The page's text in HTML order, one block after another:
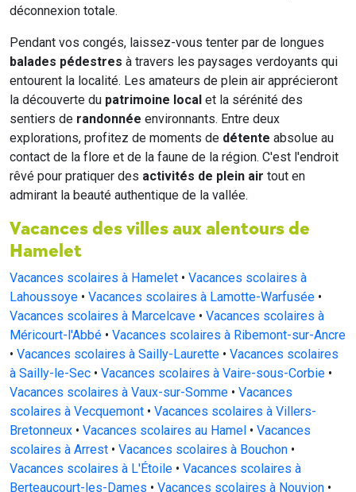
déconnexion totale.
Pendant vos congés, laissez-vous tenter par de longues
balades pédestres à travers les paysages verdoyants qui
entourent la localité. Les amateurs de plein air apprécieront
la découverte du patrimoine local et la sérénité des
sentiers de randonnée environnants. Entre deux
explorations, profitez de moments de détente absolue au
contact de la flore et de la faune de la région. C'est l'endroit
rêvé pour pratiquer des activités de plein air tout en
admirant la beauté authentique de la vallée.
Vacances des villes aux alentours de
Hamelet
Vacances scolaires à Hamelet • Vacances scolaires à
Lahoussoye • Vacances scolaires à Lamotte-Warfusée •
Vacances scolaires à Marcelcave • Vacances scolaires à
Méricourt-l'Abbé • Vacances scolaires à Ribemont-sur-Ancre
• Vacances scolaires à Sailly-Laurette • Vacances scolaires
à Sailly-le-Sec • Vacances scolaires à Vaire-sous-Corbie •
Vacances scolaires à Vaux-sur-Somme • Vacances
scolaires à Vecquemont • Vacances scolaires à Villers-
Bretonneux • Vacances scolaires au Hamel • Vacances
scolaires à Arrest • Vacances scolaires à Bouchon •
Vacances scolaires à L'Étoile • Vacances scolaires à
Berteaucourt-les-Dames • Vacances scolaires à Nouvion •